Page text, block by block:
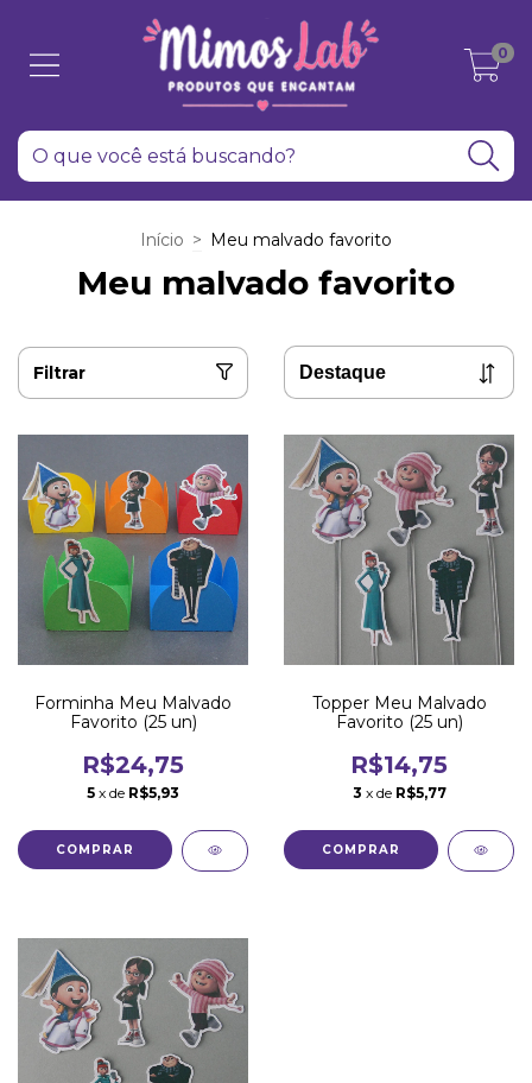
0
Início > Meu malvado favorito
Meu malvado favorito
Filtrar
Forminha Meu Malvado
Favorito (25 un)
R$24,75
5 x de R$5,93
Topper Meu Malvado
Favorito (25 un)
R$14,75
3 x de R$5,77